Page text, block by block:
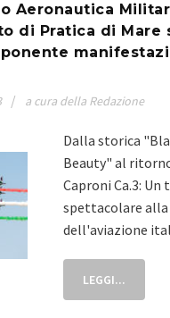
Aeronautica
di Pratica di Mare
a cura della Redazione
Dalla storica
Beauty" al
Caproni Ca.3:
spettacolare
dell'aviazione
LEGGI...